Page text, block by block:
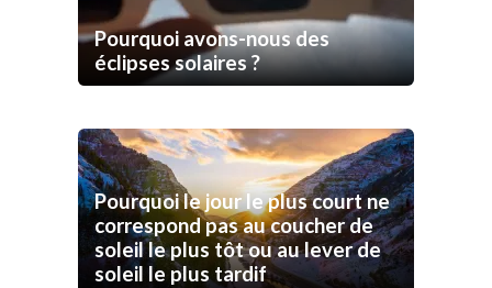
Pourquoi avons-nous des
éclipses solaires ?
Pourquoi le jour le plus court ne
correspond pas au coucher de
soleil le plus tôt ou au lever de
soleil le plus tardif